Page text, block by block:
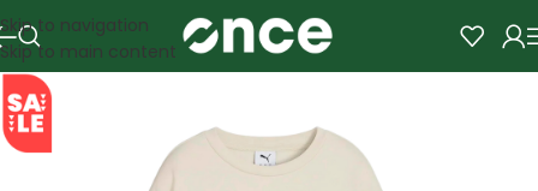
Skip to navigation
Skip to main content
SALE